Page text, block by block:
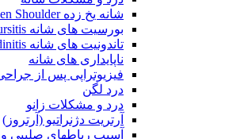
شانه یخ زده Frozen Shoulder
بورسیت های شانه Shoulder Bursitis
تاندونیت های شانه Shoulder Tendinitis
ناپایداری های شانه
فیزیوتراپی پس از
درد لگن
درد و مشکلات زانو
آرتریت دژنراتیو (آرتروز)
آسیب رباطهای صلیبی